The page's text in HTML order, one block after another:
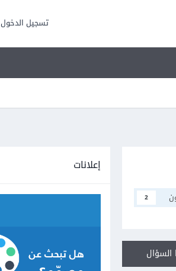
تسجيل الدخول
2
إعلانات